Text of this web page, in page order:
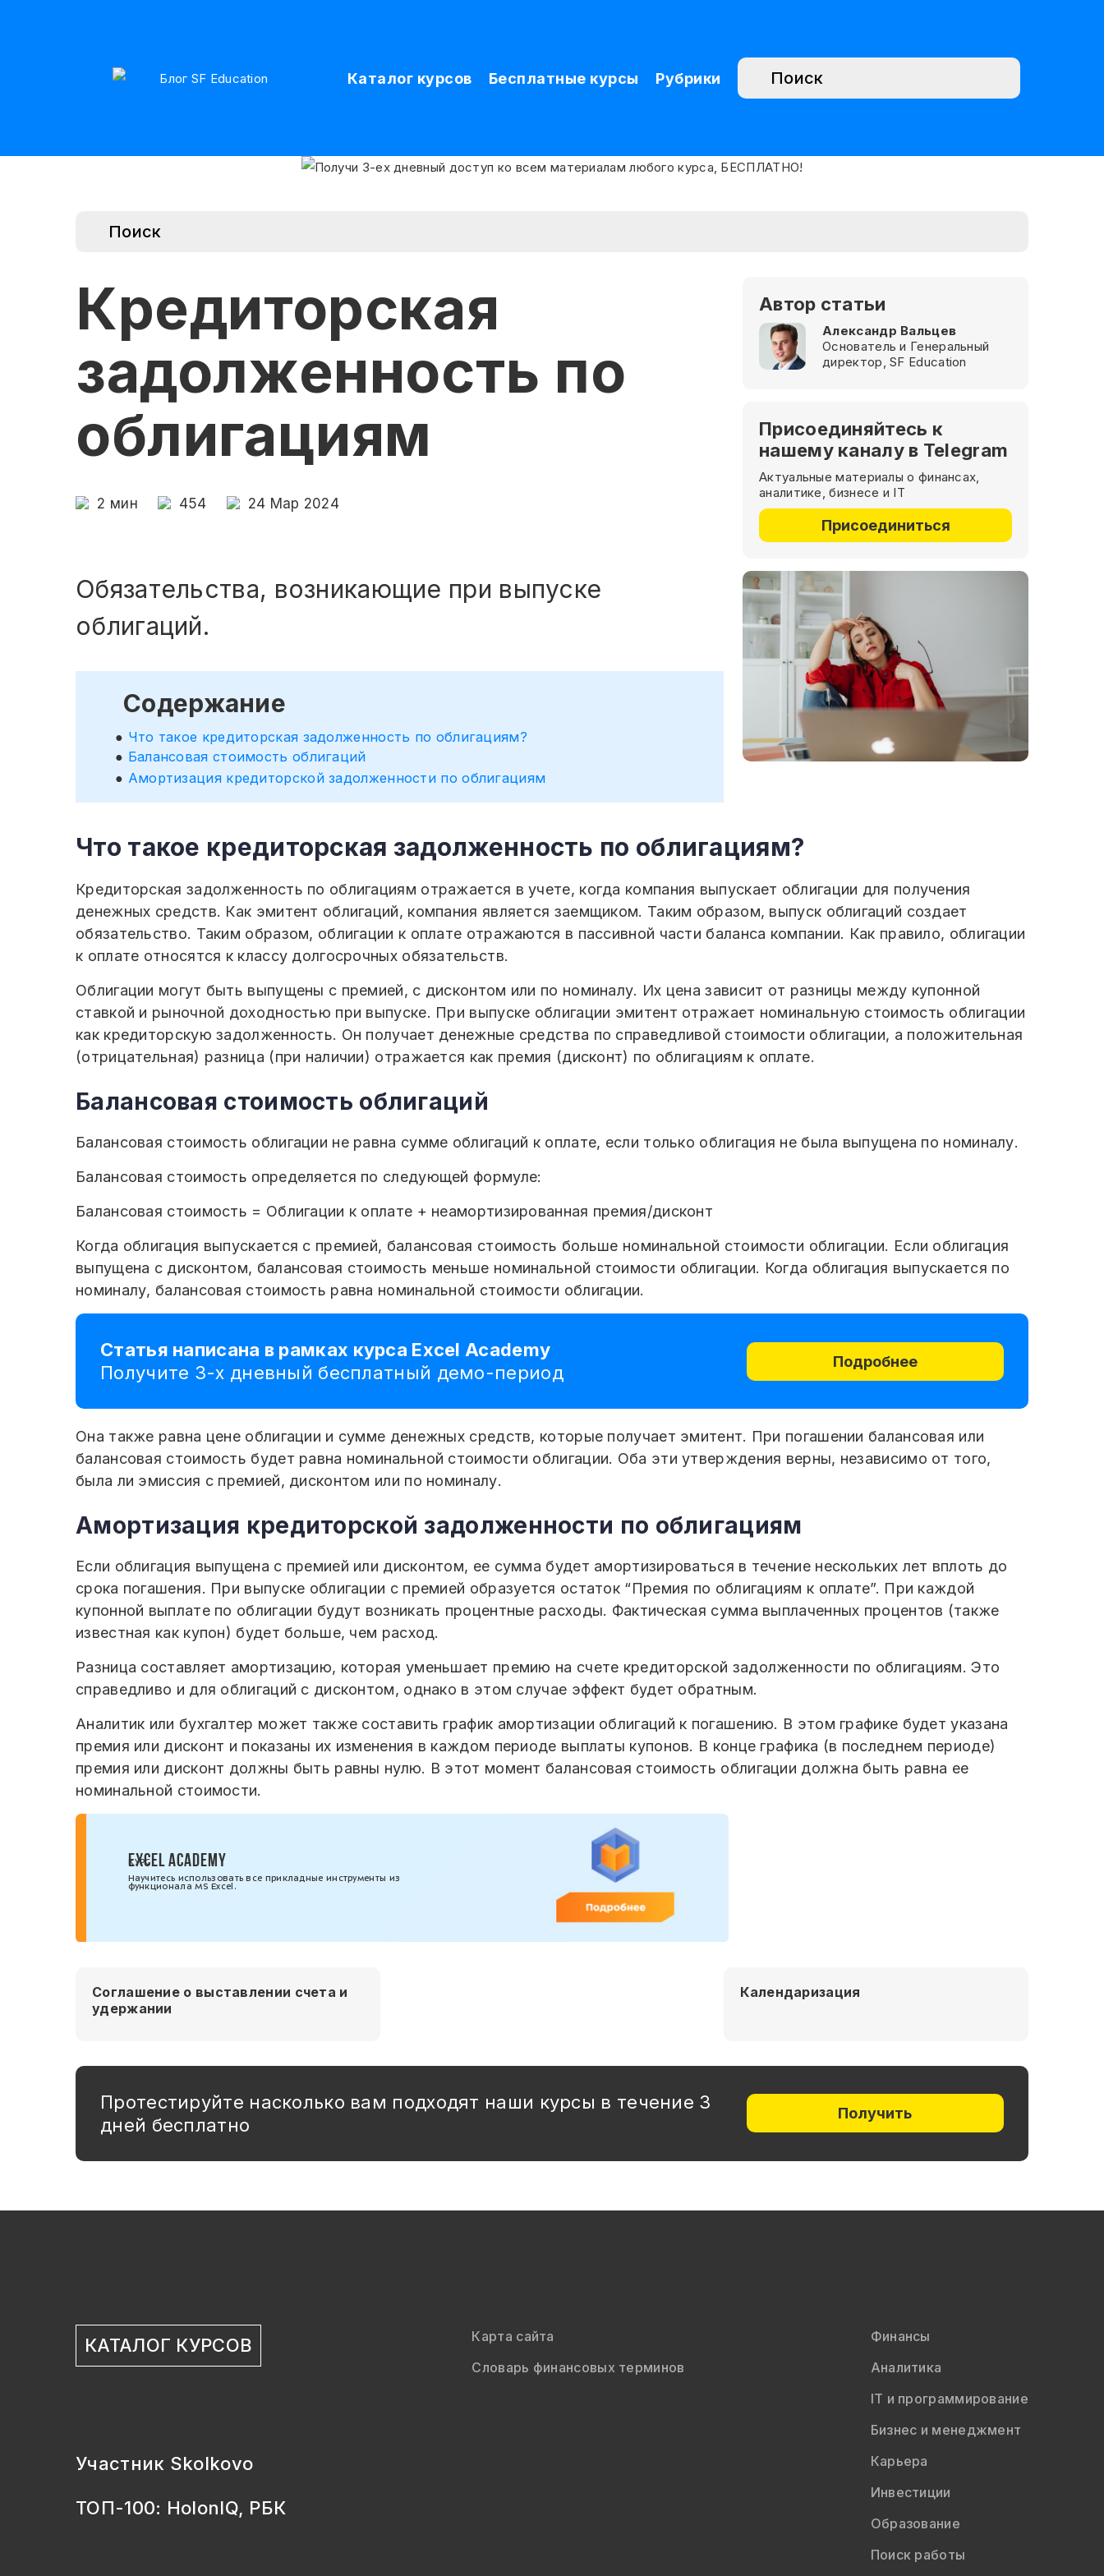
Каталог курсов Бесплатные курсы Рубрики
Кредиторская
задолженность по
облигациям
2 мин 454 24 Мар 2024
Автор статьи
Александр Вальцев
Основатель и Генеральный
директор, SF Education
Присоединяйтесь к
нашему каналу в Telegram
Актуальные материалы о финансах,
аналитике, бизнесе и IT
Присоединиться
Обязательства, возникающие при выпуске
облигаций.
Содержание
Что такое кредиторская задолженность по облигациям?
Балансовая стоимость облигаций
Амортизация кредиторской задолженности по облигациям
Что такое кредиторская задолженность по облигациям?
Кредиторская задолженность по облигациям отражается в учете, когда компания выпускает облигации для получения
денежных средств. Как эмитент облигаций, компания является заемщиком. Таким образом, выпуск облигаций создает
обязательство. Таким образом, облигации к оплате отражаются в пассивной части баланса компании. Как правило, облигации
к оплате относятся к классу долгосрочных обязательств.
Облигации могут быть выпущены с премией, с дисконтом или по номиналу. Их цена зависит от разницы между купонной
ставкой и рыночной доходностью при выпуске. При выпуске облигации эмитент отражает номинальную стоимость облигации
как кредиторскую задолженность. Он получает денежные средства по справедливой стоимости облигации, а положительная
(отрицательная) разница (при наличии) отражается как премия (дисконт) по облигациям к оплате.
Балансовая стоимость облигаций
Балансовая стоимость облигации не равна сумме облигаций к оплате, если только облигация не была выпущена по номиналу.
Балансовая стоимость определяется по следующей формуле:
Балансовая стоимость = Облигации к оплате + неамортизированная премия/дисконт
Когда облигация выпускается с премией, балансовая стоимость больше номинальной стоимости облигации. Если облигация
выпущена с дисконтом, балансовая стоимость меньше номинальной стоимости облигации. Когда облигация выпускается по
номиналу, балансовая стоимость равна номинальной стоимости облигации.
Статья написана в рамках курса Excel Academy
Получите 3-х дневный бесплатный демо-период
Подробнее
Она также равна цене облигации и сумме денежных средств, которые получает эмитент. При погашении балансовая или
балансовая стоимость будет равна номинальной стоимости облигации. Оба эти утверждения верны, независимо от того,
была ли эмиссия с премией, дисконтом или по номиналу.
Амортизация кредиторской задолженности по облигациям
Если облигация выпущена с премией или дисконтом, ее сумма будет амортизироваться в течение нескольких лет вплоть до
срока погашения. При выпуске облигации с премией образуется остаток “Премия по облигациям к оплате”. При каждой
купонной выплате по облигации будут возникать процентные расходы. Фактическая сумма выплаченных процентов (также
известная как купон) будет больше, чем расход.
Разница составляет амортизацию, которая уменьшает премию на счете кредиторской задолженности по облигациям. Это
справедливо и для облигаций с дисконтом, однако в этом случае эффект будет обратным.
Аналитик или бухгалтер может также составить график амортизации облигаций к погашению. В этом графике будет указана
премия или дисконт и показаны их изменения в каждом периоде выплаты купонов. В конце графика (в последнем периоде)
премия или дисконт должны быть равны нулю. В этот момент балансовая стоимость облигации должна быть равна ее
номинальной стоимости.
КУРС
EXCEL ACADEMY
Научитесь использовать все прикладные инструменты из
функционала MS Excel.
Соглашение о выставлении счета и
удержании
Календаризация
Протестируйте насколько вам подходят наши курсы в течение 3
дней бесплатно
Получить
КАТАЛОГ КУРСОВ
Участник Skolkovo
ТОП-100: HolonIQ, РБК
Карта сайта
Словарь финансовых терминов
Финансы
Аналитика
IT и программирование
Бизнес и менеджмент
Карьера
Инвестиции
Образование
Поиск работы